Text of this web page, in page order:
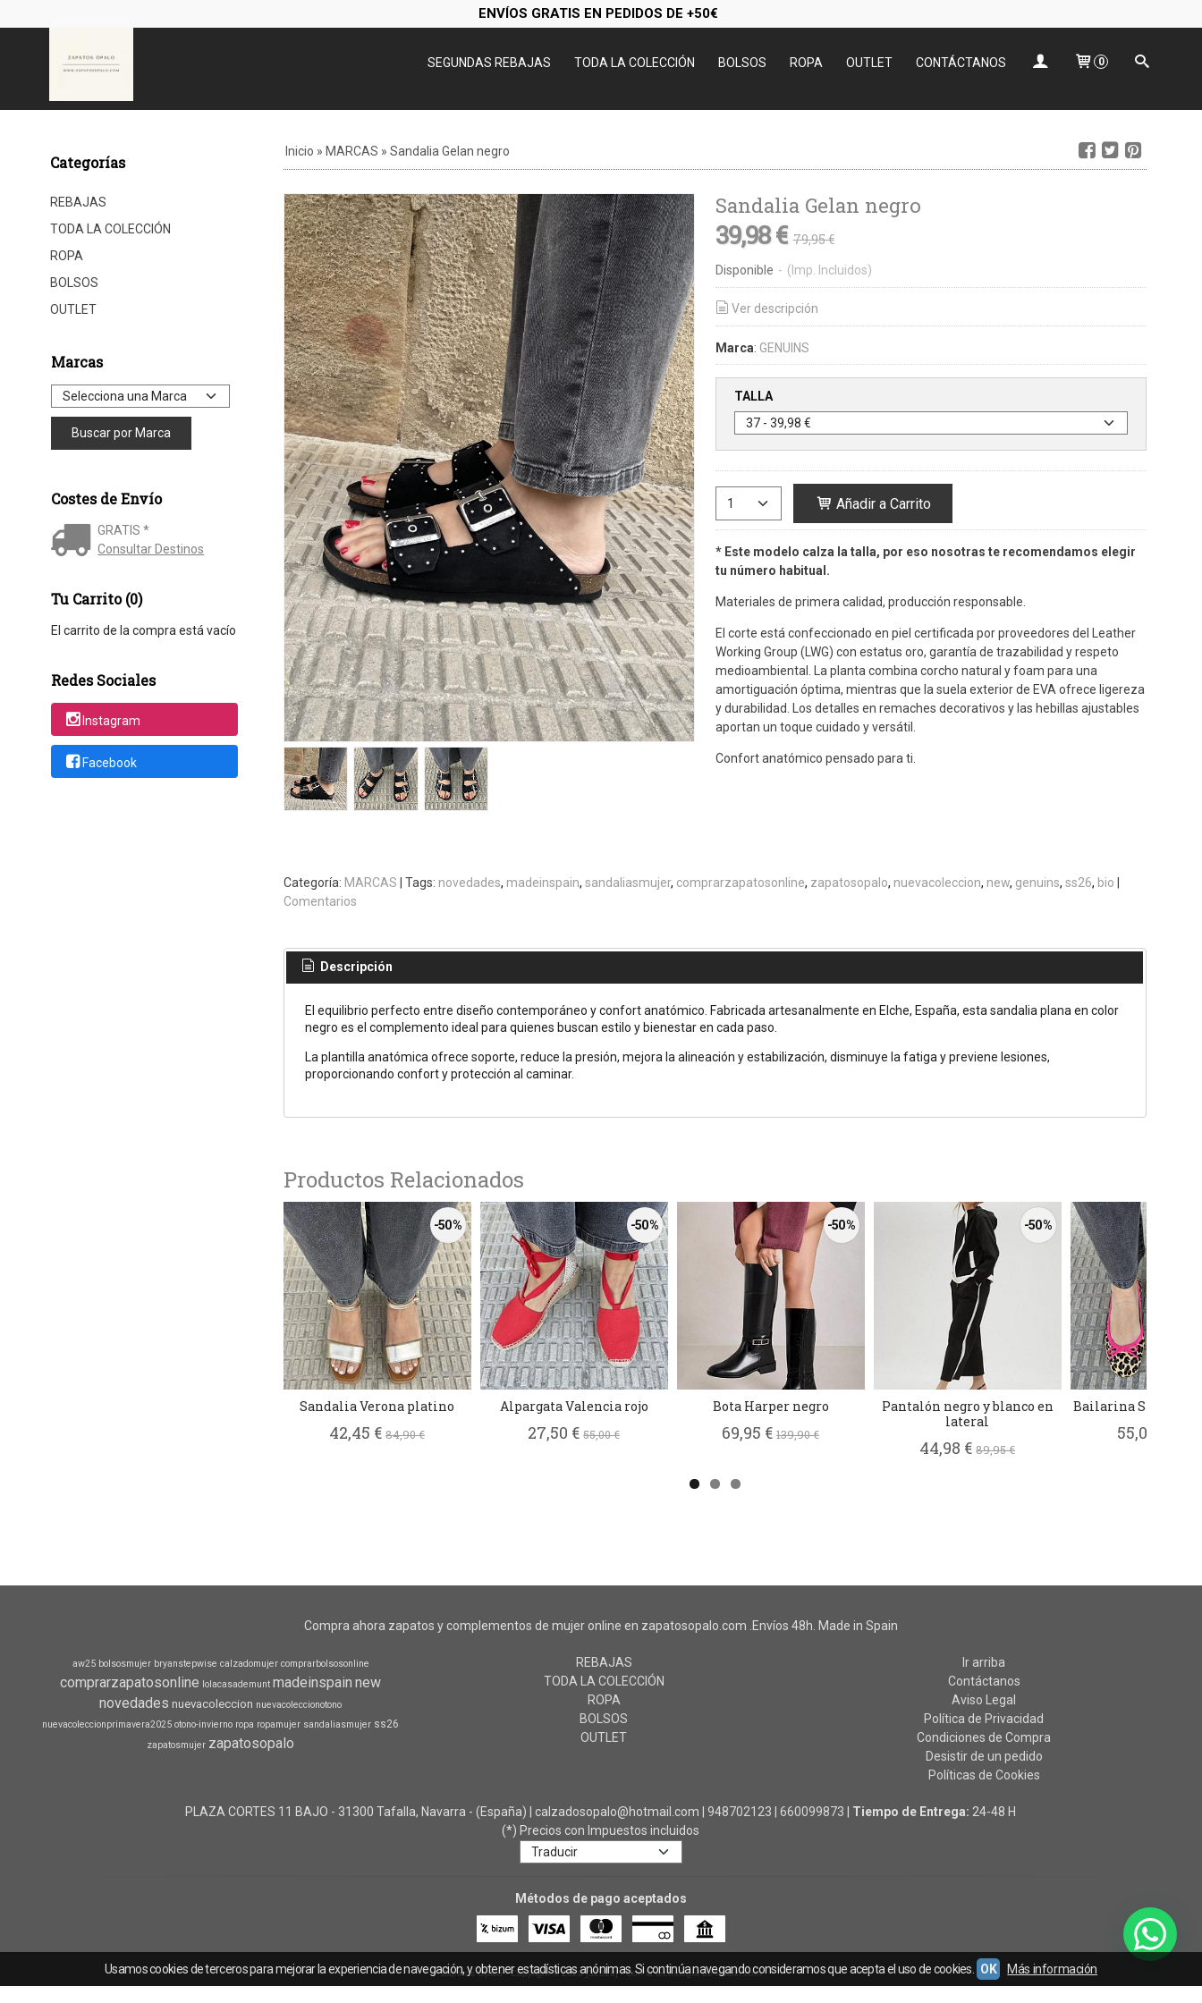
ENVÍOS GRATIS EN PEDIDOS DE +50€
SEGUNDAS REBAJAS TODA LA COLECCIÓN BOLSOS ROPA OUTLET CONTÁCTANOS 0
Categorías
REBAJAS
TODA LA COLECCIÓN
ROPA
BOLSOS
OUTLET
Marcas
Costes de Envío
GRATIS *
Consultar Destinos
Tu Carrito (0)
El carrito de la compra está vacío
Redes Sociales
Instagram
Facebook
Inicio » MARCAS » Sandalia Gelan negro
Sandalia Gelan negro
39,98 € 79,95 €
Disponible - (Imp. Incluidos)
Ver descripción
Marca: GENUINS
TALLA
Añadir a Carrito
* Este modelo calza la talla, por eso nosotras te recomendamos elegir
tu número habitual.
Materiales de primera calidad, producción responsable.
El corte está confeccionado en piel certificada por proveedores del Leather
Working Group (LWG) con estatus oro, garantía de trazabilidad y respeto
medioambiental. La planta combina corcho natural y foam para una
amortiguación óptima, mientras que la suela exterior de EVA ofrece ligereza
y durabilidad. Los detalles en remaches decorativos y las hebillas ajustables
aportan un toque cuidado y versátil.
Confort anatómico pensado para ti.
Categoría: MARCAS Tags: novedades madeinspain sandaliasmujer comprarzapatosonline zapatosopalo nuevacoleccion new genuins ss26 bio
Comentarios
Descripción
El equilibrio perfecto entre diseño contemporáneo y confort anatómico. Fabricada artesanalmente en Elche, España, esta sandalia plana en color
negro es el complemento ideal para quienes buscan estilo y bienestar en cada paso.
La plantilla anatómica ofrece soporte, reduce la presión, mejora la alineación y estabilización, disminuye la fatiga y previene lesiones,
proporcionando confort y protección al caminar.
Productos Relacionados
-50 %
Sandalia Verona platino
42,45 €84,90 €
-50 %
Alpargata Valencia rojo
27,50 €55,00 €
-50 %
Bota Harper negro
69,95 €139,90 €
-50 %
Pantalón negro y blanco en
lateral
44,98 €89,95 €
Bailarina Savanna
55,00 €
Compra ahora zapatos y complementos de mujer online en zapatosopalo.com .Envíos 48h. Made in Spain
aw25 bolsosmujer bryanstepwise calzadomujer comprarbolsosonline
comprarzapatosonline lolacasademunt madeinspain new
novedades nuevacoleccion nuevacoleccionotono
nuevacoleccionprimavera2025 otono-invierno ropa ropamujer sandaliasmujer ss26
zapatosmujer zapatosopalo
REBAJAS
TODA LA COLECCIÓN
ROPA
BOLSOS
OUTLET
Ir arriba
Contáctanos
Aviso Legal
Política de Privacidad
Condiciones de Compra
Desistir de un pedido
Políticas de Cookies
PLAZA CORTES 11 BAJO - 31300 Tafalla, Navarra - (España) | calzadosopalo@hotmail.com |948702123 |660099873 Tiempo de Entrega: 24-48 H
(*) Precios con Impuestos incluidos
Métodos de pago aceptados
Zapatos Ópalo- Copyright © 2026 [32328] - Con la tecnología de Palbin.com
Usamos cookies de terceros para mejorar la experiencia de navegación, y obtener estadísticas anónimas. Si continúa navegando consideramos que acepta el uso de cookies. OK Más información